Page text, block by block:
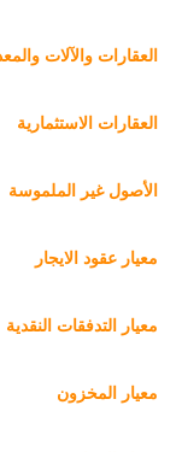
العقارات والآلات
العقارات الاستثمارية
الأصول غير الملموسة
معيار عقود الايجار
معيار التدفقات النقدية
معيار المخزون